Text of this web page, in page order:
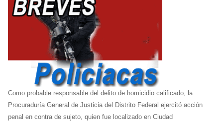
Como probable responsable del delito de homicidio calificado, la
Procuraduría General de Justicia del Distrito Federal ejercitó acción
penal en contra de sujeto, quien fue localizado en Ciudad